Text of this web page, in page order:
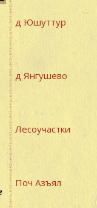
д Юшуттур
д Янгушево
Лесоучастки
Поч Азъял